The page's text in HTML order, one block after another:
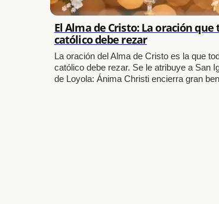
El Alma de Cristo: La oración que
católico debe rezar
La oración del Alma de Cristo es la que
católico debe rezar. Se le atribuye a San
de Loyola: Ánima Christi encierra gran